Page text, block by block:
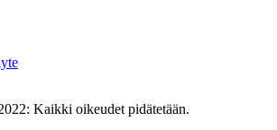
Kaikki oikeudet pidätetään.